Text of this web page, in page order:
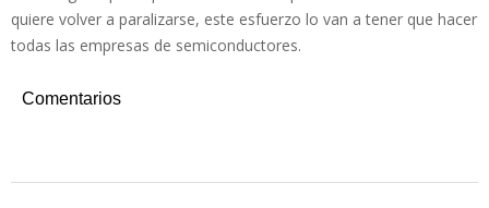
quiere volver a paralizarse, este esfuerzo lo van a tener que hacer
todas las empresas de semiconductores.
Comentarios